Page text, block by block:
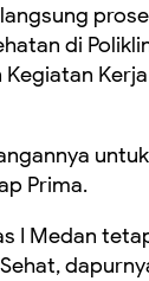
di
Prima.
I Medan